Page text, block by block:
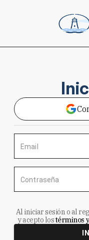
Email
Contraseña
Al iniciar sesión o al
y acepto lostérminos